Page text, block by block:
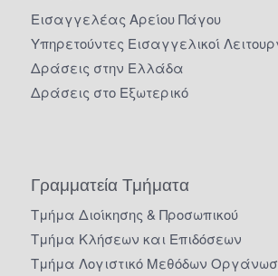
Εισαγγελέας Αρείου Πάγου
Υπηρετούντες Εισαγγελικοί
Δράσεις στην Ελλάδα
Δράσεις στο Εξωτερικό
Γραμματεία Τμήματα
Τμήμα Διοίκησης & Προσωπικού
Τμήμα Κλήσεων και Επιδόσεων
Τμήμα Λογιστικό Μεθόδων